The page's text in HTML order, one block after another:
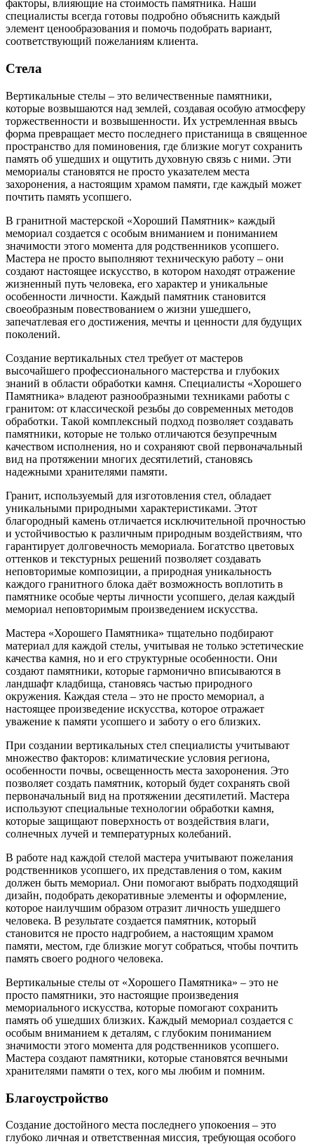
факторы, влияющие на стоимость памятника. Наши
специалисты всегда готовы подробно объяснить каждый
элемент ценообразования и помочь подобрать вариант,
соответствующий пожеланиям клиента.
Стела
Вертикальные стелы – это величественные памятники,
которые возвышаются над землей, создавая особую атмосферу
торжественности и возвышенности. Их устремленная ввысь
форма превращает место последнего пристанища в священное
пространство для поминовения, где близкие могут сохранить
память об ушедших и ощутить духовную связь с ними. Эти
мемориалы становятся не просто указателем места
захоронения, а настоящим храмом памяти, где каждый может
почтить память усопшего.
В гранитной мастерской «Хороший Памятник» каждый
мемориал создается с особым вниманием и пониманием
значимости этого момента для родственников усопшего.
Мастера не просто выполняют техническую работу – они
создают настоящее искусство, в котором находят отражение
жизненный путь человека, его характер и уникальные
особенности личности. Каждый памятник становится
своеобразным повествованием о жизни ушедшего,
запечатлевая его достижения, мечты и ценности для будущих
поколений.
Создание вертикальных стел требует от мастеров
высочайшего профессионального мастерства и глубоких
знаний в области обработки камня. Специалисты «Хорошего
Памятника» владеют разнообразными техниками работы с
гранитом: от классической резьбы до современных методов
обработки. Такой комплексный подход позволяет создавать
памятники, которые не только отличаются безупречным
качеством исполнения, но и сохраняют свой первоначальный
вид на протяжении многих десятилетий, становясь
надежными хранителями памяти.
Гранит, используемый для изготовления стел, обладает
уникальными природными характеристиками. Этот
благородный камень отличается исключительной прочностью
и устойчивостью к различным природным воздействиям, что
гарантирует долговечность мемориала. Богатство цветовых
оттенков и текстурных решений позволяет создавать
неповторимые композиции, а природная уникальность
каждого гранитного блока даёт возможность воплотить в
памятнике особые черты личности усопшего, делая каждый
мемориал неповторимым произведением искусства.
Мастера «Хорошего Памятника» тщательно подбирают
материал для каждой стелы, учитывая не только эстетические
качества камня, но и его структурные особенности. Они
создают памятники, которые гармонично вписываются в
ландшафт кладбища, становясь частью природного
окружения. Каждая стела – это не просто мемориал, а
настоящее произведение искусства, которое отражает
уважение к памяти усопшего и заботу о его близких.
При создании вертикальных стел специалисты учитывают
множество факторов: климатические условия региона,
особенности почвы, освещенность места захоронения. Это
позволяет создать памятник, который будет сохранять свой
первоначальный вид на протяжении десятилетий. Мастера
используют специальные технологии обработки камня,
которые защищают поверхность от воздействия влаги,
солнечных лучей и температурных колебаний.
В работе над каждой стелой мастера учитывают пожелания
родственников усопшего, их представления о том, каким
должен быть мемориал. Они помогают выбрать подходящий
дизайн, подобрать декоративные элементы и оформление,
которое наилучшим образом отразит личность ушедшего
человека. В результате создается памятник, который
становится не просто надгробием, а настоящим храмом
памяти, местом, где близкие могут собраться, чтобы почтить
память своего родного человека.
Вертикальные стелы от «Хорошего Памятника» – это не
просто памятники, это настоящие произведения
мемориального искусства, которые помогают сохранить
память об ушедших близких. Каждый мемориал создается с
особым вниманием к деталям, с глубоким пониманием
значимости этого момента для родственников усопшего.
Мастера создают памятники, которые становятся вечными
хранителями памяти о тех, кого мы любим и помним.
Благоустройство
Создание достойного места последнего упокоения – это
глубоко личная и ответственная миссия, требующая особого